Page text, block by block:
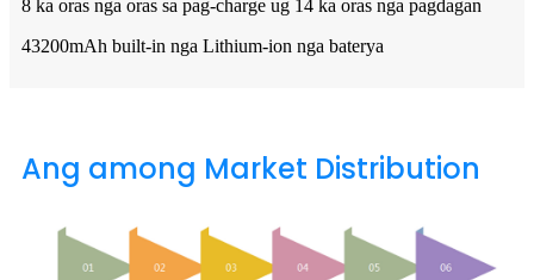
8 ka oras nga oras sa pag-charge ug 14 ka oras nga pagdagan
43200mAh built-in nga Lithium-ion nga baterya
Ang among Market Distribution